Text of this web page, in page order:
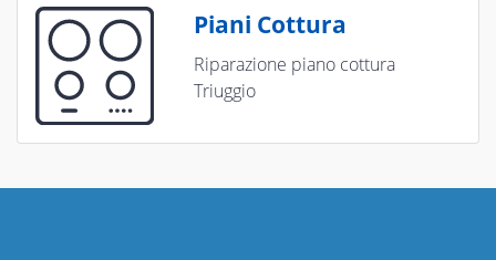
Piani Cottura
Riparazione piano cottura
Triuggio